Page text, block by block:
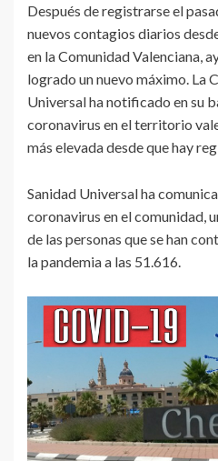
Después de registrarse el
nuevos contagios diarios
en la Comunidad Valenciana,
logrado un nuevo máximo. La
Universal ha notificado en su
coronavirus en el territorio
más elevada desde que hay
Sanidad Universal ha
coronavirus en el comunidad,
de las personas que se han
la pandemia a las 51.616.